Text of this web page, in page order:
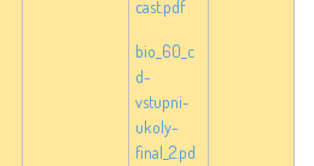
cast.pdf
bio_60_c
d-
vstupni-
ukoly-
final_2.pd